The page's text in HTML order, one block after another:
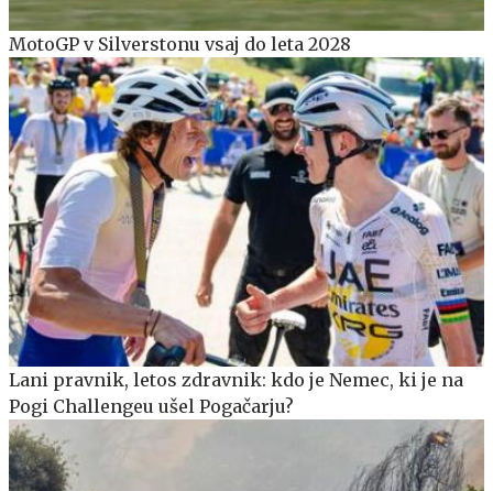
MotoGP v Silverstonu vsaj do leta 2028
Lani pravnik, letos zdravnik: kdo je Nemec, ki je na
Pogi Challengeu ušel Pogačarju?